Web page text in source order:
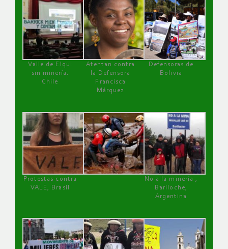
Valle de Elqui
sin minería.
Chile
Atentan contra
la Defensora
Francisca
Márquez
Defensoras de
Bolivia
Protestas contra
VALE, Brasil
No a la minería ,
Bariloche,
Argentina